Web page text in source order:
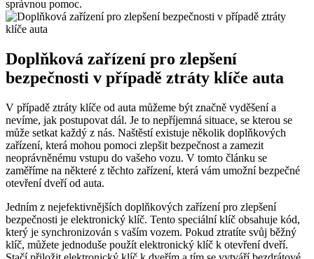
správnou pomoc.
Doplňková zařízení pro zlepšení
bezpečnosti v případě ztráty klíče auta
V případě ztráty klíče od auta můžeme být značně vyděšení a
nevíme, jak postupovat dál. Je to nepříjemná situace, se kterou se
může setkat každý z nás. Naštěstí existuje několik doplňkových
zařízení, která mohou pomoci zlepšit bezpečnost a zamezit
neoprávněnému vstupu do vašeho vozu. V tomto článku se
zaměříme na některé z těchto zařízení, která vám umožní bezpečné
otevření dveří od auta.
Jedním z nejefektivnějších doplňkových zařízení pro zlepšení
bezpečnosti je elektronický klíč. Tento speciální klíč obsahuje kód,
který je synchronizován s vaším vozem. Pokud ztratíte svůj běžný
klíč, můžete jednoduše použít elektronický klíč k otevření dveří.